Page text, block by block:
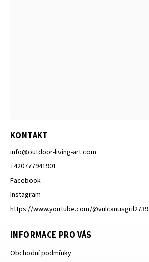
KONTAKT
info@outdoor-living-art.com
+420777941901
Facebook
Instagram
https://www.youtube.com/@vulcanusgril2739
INFORMACE PRO VÁS
Obchodní podmínky